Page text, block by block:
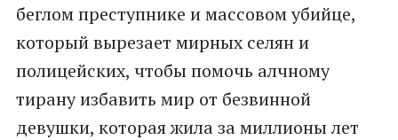
беглом преступнике и массовом убийце,
который вырезает мирных селян и
полицейских, чтобы помочь алчному
тирану избавить мир от безвинной
девушки, которая жила за миллионы лет